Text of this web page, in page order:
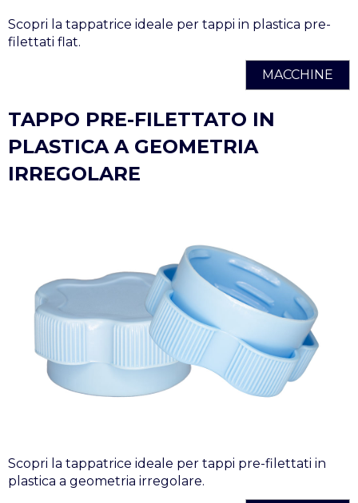
Scopri la tappatrice ideale per tappi in plastica pre-
filettati flat.
MACCHINE
TAPPO PRE-FILETTATO IN
PLASTICA A GEOMETRIA
IRREGOLARE
Scopri la tappatrice ideale per tappi pre-filettati in
plastica a geometria irregolare.